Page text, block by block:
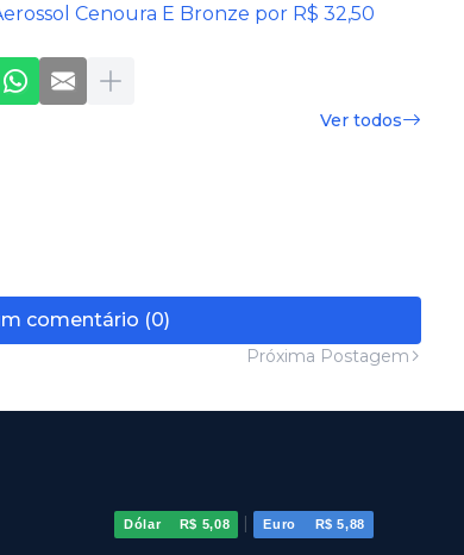
Cenoura E Bronze por R$ 32,50
Ver todos
comentário (0)
Próxima Postagem
Dólar R$ 5,08 | Euro R$ 5,88